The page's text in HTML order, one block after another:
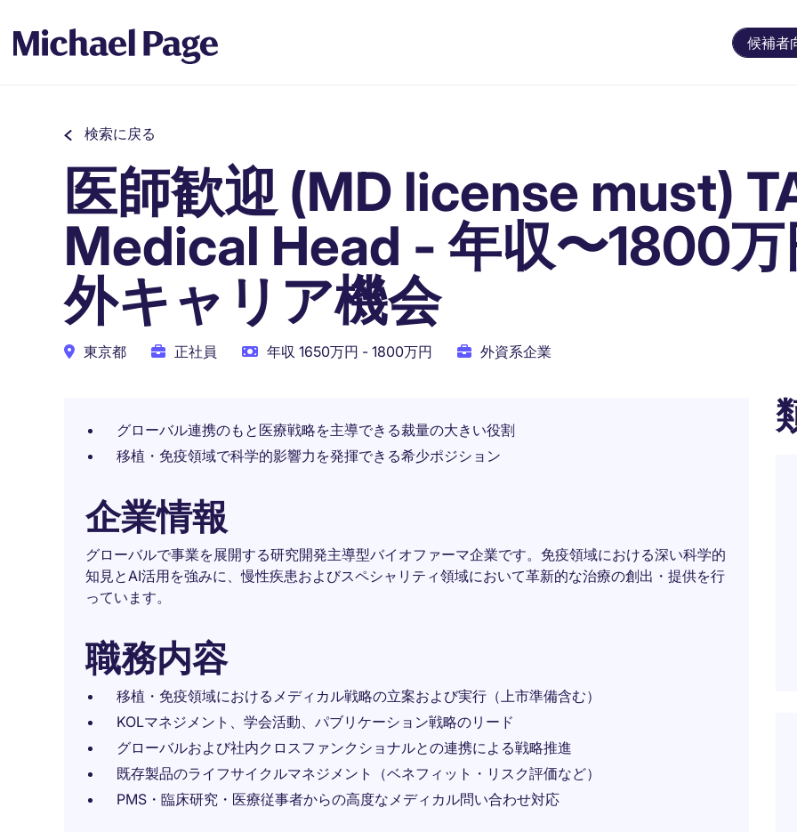
候補者
検索に戻る
医師歓迎 (MD license must)
Medical Head - 年収〜1800
外キャリア機会
東京都 正社員 年収 1650万円 - 1800万円 外資系企業
グローバル連携のもと医療戦略を主導できる裁量の大きい役割
移植・免疫領域で科学的影響力を発揮できる希少ポジション
企業情報
グローバルで事業を展開する研究開発主導型バイオファーマ企業です。免疫領域における深い科学的
知見とAI活用を強みに、慢性疾患およびスペシャリティ領域において革新的な治療の創出・提供を行
っています。
職務内容
移植・免疫領域におけるメディカル戦略の立案および実行（上市準備含む）
KOLマネジメント、学会活動、パブリケーション戦略のリード
グローバルおよび社内クロスファンクショナルとの連携による戦略推進
既存製品のライフサイクルマネジメント（ベネフィット・リスク評価など）
PMS・臨床研究・医療従事者からの高度なメディカル問い合わせ対応